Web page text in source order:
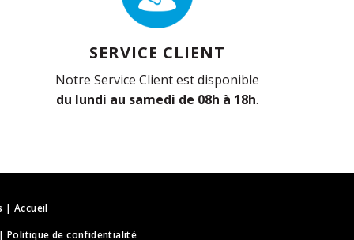
SERVICE CLIENT
Notre Service Client est disponible
du lundi au samedi de 08h à 18h.
|Accueil
Politique de confidentialité